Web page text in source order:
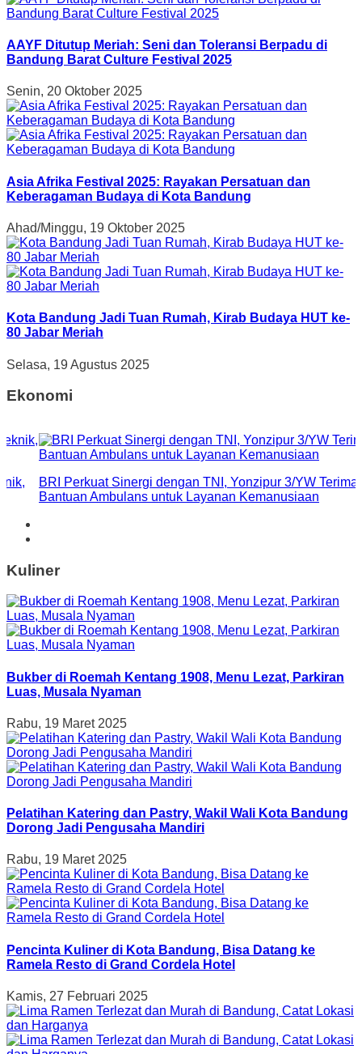
AAYF Ditutup Meriah: Seni dan Toleransi Berpadu di
Bandung Barat Culture Festival 2025
Senin, 20 Oktober 2025
Asia Afrika Festival 2025: Rayakan Persatuan dan
Keberagaman Budaya di Kota Bandung
Ahad/Minggu, 19 Oktober 2025
Kota Bandung Jadi Tuan Rumah, Kirab Budaya HUT ke-
80 Jabar Meriah
Selasa, 19 Agustus 2025
Ekonomi
BRI Perkuat Sinergi dengan TNI, Yonzipur 3/YW Terima
Bantuan Ambulans untuk Layanan Kemanusiaan
Kuliner
Bukber di Roemah Kentang 1908, Menu Lezat, Parkiran
Luas, Musala Nyaman
Rabu, 19 Maret 2025
Pelatihan Katering dan Pastry, Wakil Wali Kota Bandung
Dorong Jadi Pengusaha Mandiri
Rabu, 19 Maret 2025
Pencinta Kuliner di Kota Bandung, Bisa Datang ke
Ramela Resto di Grand Cordela Hotel
Kamis, 27 Februari 2025